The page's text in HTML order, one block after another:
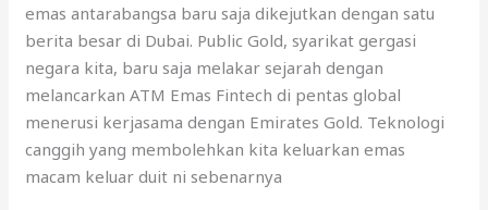
emas antarabangsa baru saja dikejutkan dengan satu
berita besar di Dubai. Public Gold, syarikat gergasi
negara kita, baru saja melakar sejarah dengan
melancarkan ATM Emas Fintech di pentas global
menerusi kerjasama dengan Emirates Gold. Teknologi
canggih yang membolehkan kita keluarkan emas
macam keluar duit ni sebenarnya